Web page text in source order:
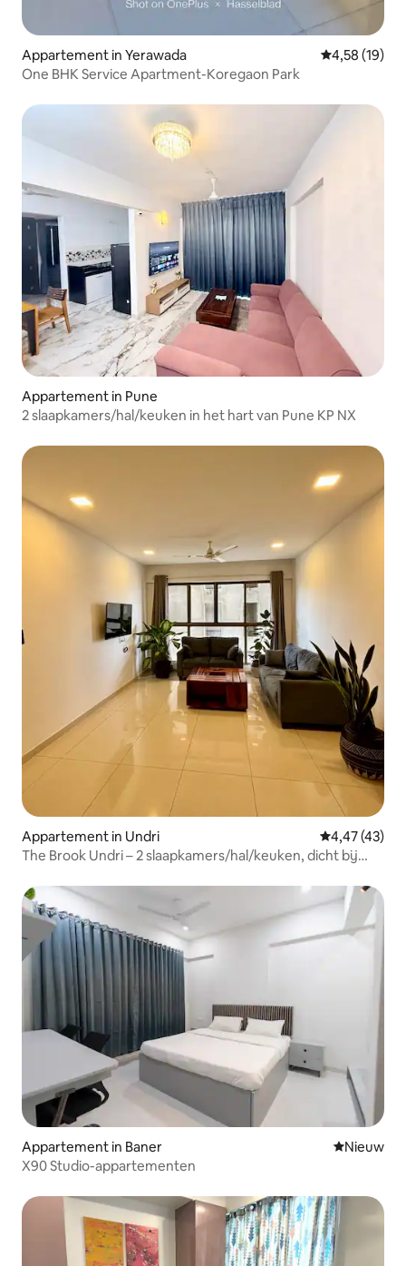
Appartement in Yerawada Gemiddelde
4,58 (19)
One BHK Service Apartment-Koregaon Park
Appartement in Pune
2 slaapkamers/hal/keuken in het hart van Pune KP NX
Appartement in Undri Gemiddelde
4,47 (43)
The Brook Undri – 2 slaapkamers/hal/keuken, dicht bij
Appartement in Baner Nieuwe
Nieuw
X90 Studio-appartementen